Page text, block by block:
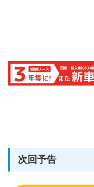
次回予告